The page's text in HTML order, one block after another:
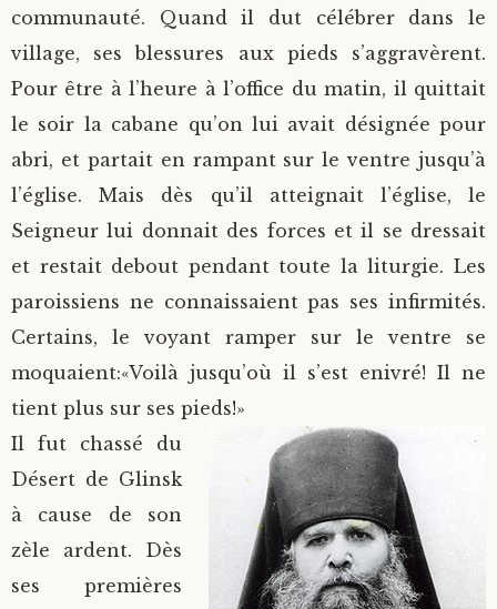
communauté. Quand il dut célébrer dans le
village, ses blessures aux pieds s’aggravèrent.
Pour être à l’heure à l’office du matin, il quittait
le soir la cabane qu’on lui avait désignée pour
abri, et partait en rampant sur le ventre jusqu’à
l’église. Mais dès qu’il atteignait l’église, le
Seigneur lui donnait des forces et il se dressait
et restait debout pendant toute la liturgie. Les
paroissiens ne connaissaient pas ses infirmités.
Certains, le voyant ramper sur le ventre se
moquaient:«Voilà jusqu’où il s’est enivré! Il ne
tient plus sur ses pieds!»
Il fut chassé du
Désert de Glinsk
à cause de son
zèle ardent. Dès
ses premières